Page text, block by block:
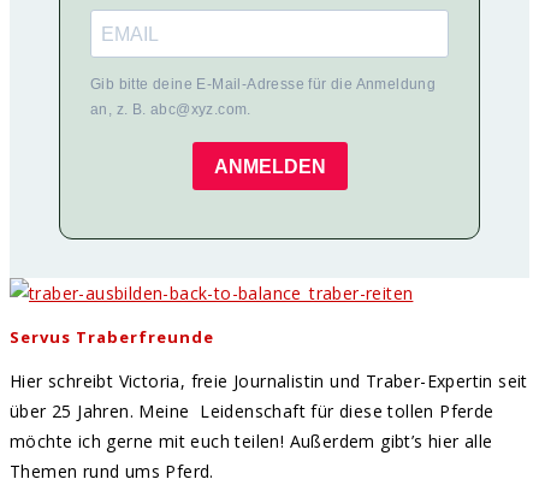
Gib bitte deine E-Mail-Adresse für die Anmeldung
an, z. B. abc@xyz.com.
ANMELDEN
Servus Traberfreunde
Hier schreibt Victoria, freie Journalistin und Traber-Expertin seit
über 25 Jahren. Meine Leidenschaft für diese tollen Pferde
möchte ich gerne mit euch teilen! Außerdem gibt’s hier alle
Themen rund ums Pferd.